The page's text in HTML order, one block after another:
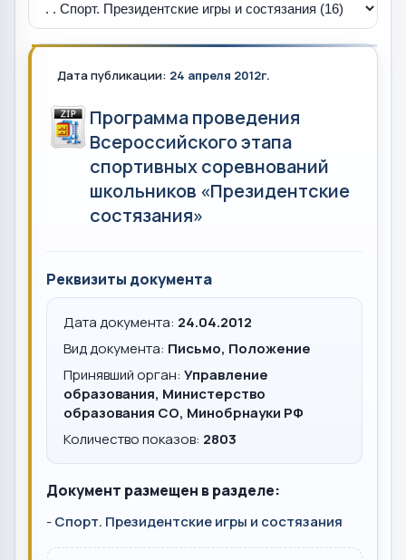
Дата публикации: 24 апреля 2012г.
Программа проведения
Всероссийского этапа
спортивных соревнований
школьников «Президентские
состязания»
Реквизиты документа
Дата документа: 24.04.2012
Вид документа: Письмо, Положение
Принявший орган: Управление
образования, Министерство
образования СО, Минобрнауки РФ
Количество показов: 2803
Документ размещен в разделе:
-Спорт. Президентские игры и состязания